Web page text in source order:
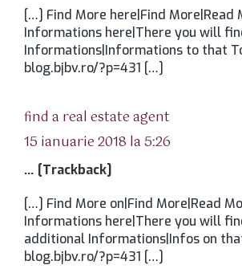
[…] Find More here|Find More|Read
Informations here|There you will
Informations|Informations to that
blog.bjbv.ro/?p=431 […]
find a real estate agent
15 ianuarie 2018 la 5:26
… [Trackback]
[…] Find More on|Find More|Read
Informations here|There you will
additional Informations|Infos on
blog.bjbv.ro/?p=431 […]